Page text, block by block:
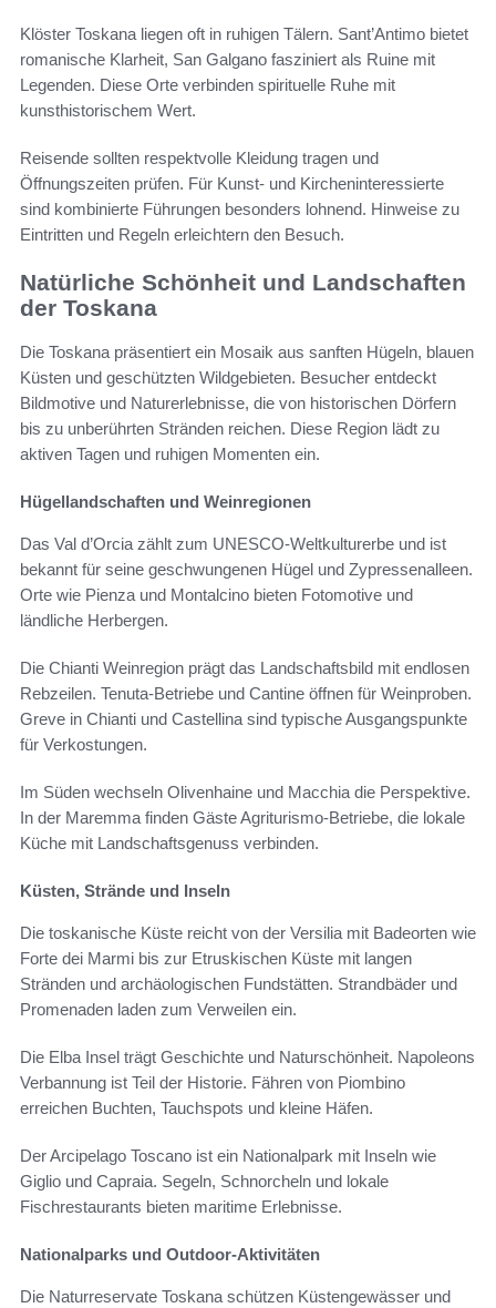
Klöster Toskana liegen oft in ruhigen Tälern. Sant’Antimo bietet
romanische Klarheit, San Galgano fasziniert als Ruine mit
Legenden. Diese Orte verbinden spirituelle Ruhe mit
kunsthistorischem Wert.
Reisende sollten respektvolle Kleidung tragen und
Öffnungszeiten prüfen. Für Kunst- und Kircheninteressierte
sind kombinierte Führungen besonders lohnend. Hinweise zu
Eintritten und Regeln erleichtern den Besuch.
Natürliche Schönheit und Landschaften
der Toskana
Die Toskana präsentiert ein Mosaik aus sanften Hügeln, blauen
Küsten und geschützten Wildgebieten. Besucher entdeckt
Bildmotive und Naturerlebnisse, die von historischen Dörfern
bis zu unberührten Stränden reichen. Diese Region lädt zu
aktiven Tagen und ruhigen Momenten ein.
Hügellandschaften und Weinregionen
Das Val d’Orcia zählt zum UNESCO-Weltkulturerbe und ist
bekannt für seine geschwungenen Hügel und Zypressenalleen.
Orte wie Pienza und Montalcino bieten Fotomotive und
ländliche Herbergen.
Die Chianti Weinregion prägt das Landschaftsbild mit endlosen
Rebzeilen. Tenuta-Betriebe und Cantine öffnen für Weinproben.
Greve in Chianti und Castellina sind typische Ausgangspunkte
für Verkostungen.
Im Süden wechseln Olivenhaine und Macchia die Perspektive.
In der Maremma finden Gäste Agriturismo-Betriebe, die lokale
Küche mit Landschaftsgenuss verbinden.
Küsten, Strände und Inseln
Die toskanische Küste reicht von der Versilia mit Badeorten wie
Forte dei Marmi bis zur Etruskischen Küste mit langen
Stränden und archäologischen Fundstätten. Strandbäder und
Promenaden laden zum Verweilen ein.
Die Elba Insel trägt Geschichte und Naturschönheit. Napoleons
Verbannung ist Teil der Historie. Fähren von Piombino
erreichen Buchten, Tauchspots und kleine Häfen.
Der Arcipelago Toscano ist ein Nationalpark mit Inseln wie
Giglio und Capraia. Segeln, Schnorcheln und lokale
Fischrestaurants bieten maritime Erlebnisse.
Nationalparks und Outdoor-Aktivitäten
Die Naturreservate Toskana schützen Küstengewässer und